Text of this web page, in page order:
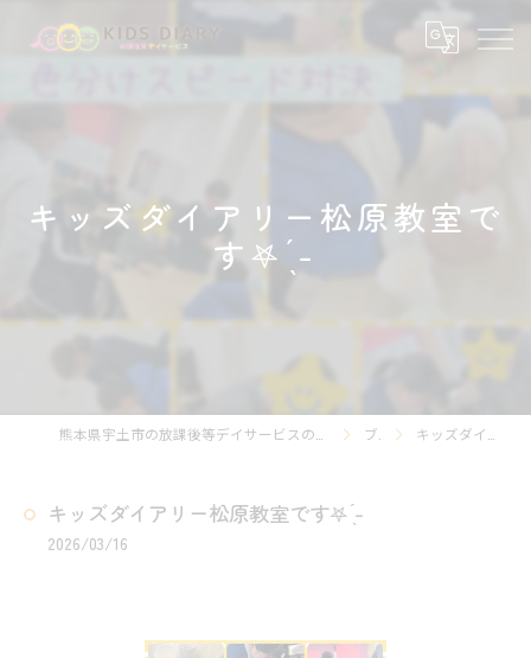
キッズダイアリー松原教室で
す‎𖤐 ̖́-‬
ブログ キッズダイアリー松原教室です‎𖤐 ̖́-‬
キッズダイアリー松原教室です‎𖤐 ̖́-‬
2026/03/16